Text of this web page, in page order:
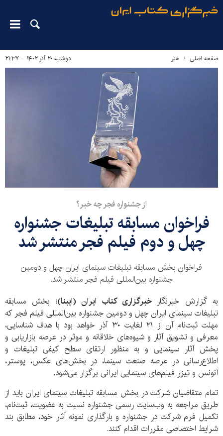
صفحه اصلی هنر دوشنبه ۲۰ آذر ۱۴۰۲ - ۲۱:۳۷
از جشنواره فجر چه خبر؟
فراخوان مسابقه تبلیغات جشنواره
چهل‌ و دوم فیلم فجر منتشر شد
فراخوان بخش مسابقه تبلیغات سینمای ایران چهل و دومین
جشنواره بین‌المللی فیلم فجر منتشر شد.
به گزارش خبرنگار خبرگزاری کتاب ایران (ایبنا)؛ بخش مسابقه
تبلیغات سینمای ایران چهل و دومین جشنواره بین‌المللی فیلم فجر که
مهلت ثبت‌نام آن از ۲۱ لغایت ۳۰ آذر خواهد بود با هدف شناسایی،
معرفی و تشویق آثار و شیوه‌های خلاقانه و موثر در عرصه بازاریابی و
پخش آثار سینمایی و به منظور ارتقای سطح کیفی تبلیغات و
اطلاع‌رسانی در عرصه صنعت سینما، در بخش‌های عکس، پوستر،
آنونس و تیزر فیلم‌های سینمایی ایرانی برگزار می‌شود.
تمام متقاضیان شرکت در بخش مسابقه تبلیغات سینمای ایران باید از
طریق مراجعه به وب‌سایت رسمی جشنواره نسبت به عضویت، ثبت‌نام،
تکمیل فرم شرکت در جشنواره و بارگذاری نمونه آثار خود، مطابق بند
شرایط اختصاصی مقررات اقدام کنند.